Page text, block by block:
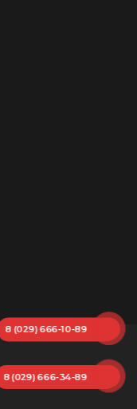
8 (029) 666-10-89
8 (029) 666-34-89